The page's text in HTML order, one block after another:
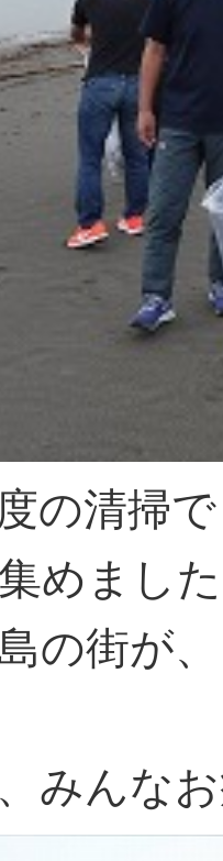
の清掃
めまし
の街が
みんな